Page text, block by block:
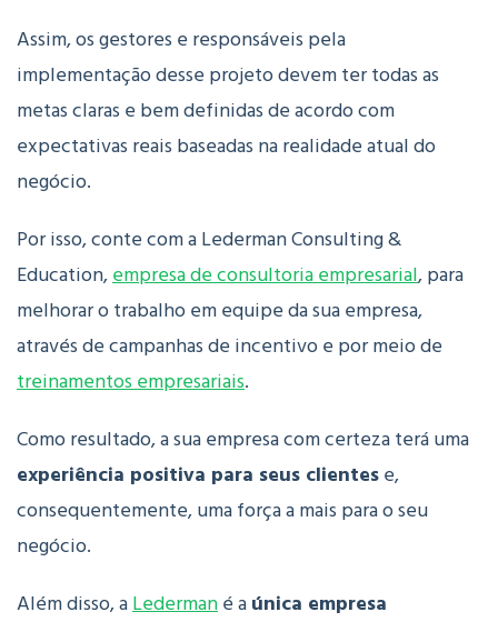
Assim, os gestores e responsáveis pela
implementação desse projeto devem ter todas as
metas claras e bem definidas de acordo com
expectativas reais baseadas na realidade atual do
negócio.
Por isso, conte com a Lederman Consulting &
Education,empresa de consultoria empresarial, para
melhorar o trabalho em equipe da sua empresa,
através de campanhas de incentivo e por meio de
treinamentos empresariais.
Como resultado, a sua empresa com certeza terá uma
experiência positiva para seus clientese,
consequentemente, uma força a mais para o seu
negócio.
Além disso, aLedermané aúnica empresa